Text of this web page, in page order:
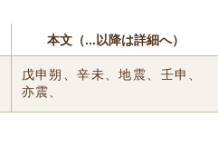
本文（...以降は詳細へ）
戊申朔、辛未、地震、壬申、
亦震、